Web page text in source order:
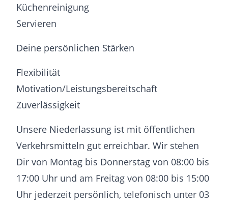
Küchenreinigung
Servieren
Deine persönlichen Stärken
Flexibilität
Motivation/Leistungsbereitschaft
Zuverlässigkeit
Unsere Niederlassung ist mit öffentlichen
Verkehrsmitteln gut erreichbar. Wir stehen
Dir von Montag bis Donnerstag von 08:00 bis
17:00 Uhr und am Freitag von 08:00 bis 15:00
Uhr jederzeit persönlich, telefonisch unter 03